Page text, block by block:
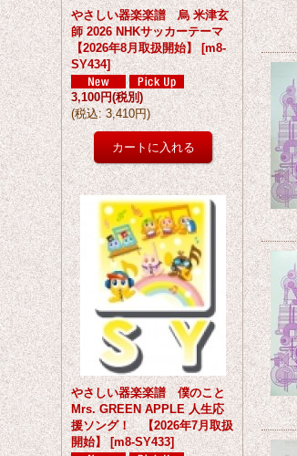
やさしい器楽楽譜 烏 米津玄
師 2026 NHKサッカーテーマ
【2026年8月取扱開始】 [m8-
SY434]
3,100円(税別)
(税込: 3,410円)
やさしい器楽楽譜 僕のこと
Mrs. GREEN APPLE 人生応
援ソング！ 【2026年7月取扱
開始】 [m8-SY433]